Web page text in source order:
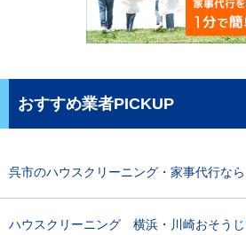
おすすめ業者PICKUP
呉市のハウスクリーニング・家事代行なら
ハウスクリーニング 横浜・川崎おそうじ